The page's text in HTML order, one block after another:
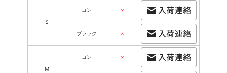
S
コン ×
ブラック ×
M
コン ×